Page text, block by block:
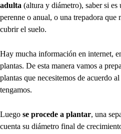
adulta (altura y diámetro), saber si es
perenne o anual, o una trepadora que
cubrir el suelo.
Hay mucha información en internet,
plantas. De esta manera vamos a
plantas que necesitemos de acuerdo
tengamos.
Luego se procede a plantar, una
cuenta su diámetro final de